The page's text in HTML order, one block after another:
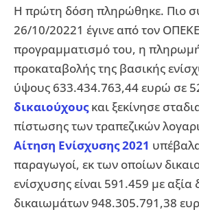
Η πρώτη δόση πληρώθηκε. Πιο
26/10/20221 έγινε από τον
προγραμματισμό του, η
προκαταβολής της βασικής
ύψους 633.434.763,44 ευρώ σε
δικαιούχουςκαι ξεκίνησε
πίστωσης των τραπεζικών
Αίτηση Ενίσχυσης 2021
παραγωγοί, εκ των οποίων
ενίσχυσης είναι 591.459 με
δικαιωμάτων 948.305.791,38